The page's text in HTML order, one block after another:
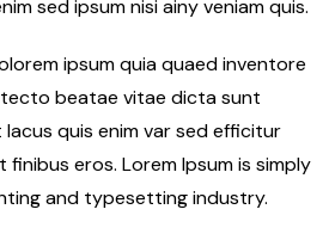
sed ipsum nisi ainy veniam quis.
ipsum quia quaed inventore
beatae vitae dicta sunt
quis enim var sed efficitur
eros. Lorem Ipsum is simply
and typesetting industry.